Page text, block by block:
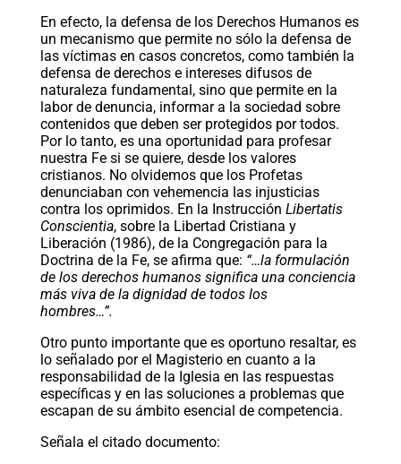
En efecto, la defensa de los Derechos Humanos es
un mecanismo que permite no sólo la defensa de
las víctimas en casos concretos, como también la
defensa de derechos e intereses difusos de
naturaleza fundamental, sino que permite en la
labor de denuncia, informar a la sociedad sobre
contenidos que deben ser protegidos por todos.
Por lo tanto, es una oportunidad para profesar
nuestra Fe si se quiere, desde los valores
cristianos. No olvidemos que los Profetas
denunciaban con vehemencia las injusticias
contra los oprimidos. En la Instrucción Libertatis
Conscientia, sobre la Libertad Cristiana y
Liberación (1986), de la Congregación para la
Doctrina de la Fe, se afirma que: “…la formulación
de los derechos humanos significa una conciencia
más viva de la dignidad de todos los
hombres…”.
Otro punto importante que es oportuno resaltar, es
lo señalado por el Magisterio en cuanto a la
responsabilidad de la Iglesia en las respuestas
específicas y en las soluciones a problemas que
escapan de su ámbito esencial de competencia.
Señala el citado documento: